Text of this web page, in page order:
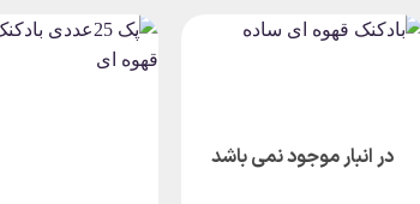
در انبار موجود نمی باشد